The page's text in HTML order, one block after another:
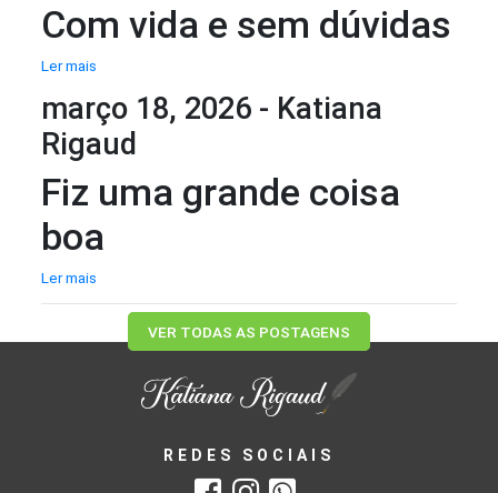
Com vida e sem dúvidas
Ler mais
março 18, 2026 - Katiana
Rigaud
Fiz uma grande coisa
boa
Ler mais
VER TODAS AS POSTAGENS
REDES SOCIAIS